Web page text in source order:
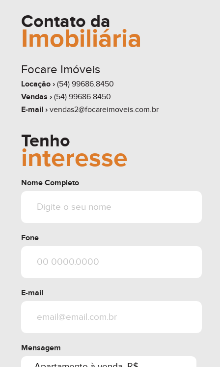
Contato da
Imobiliária
Focare Imóveis
Locação › (54) 99686.8450
Vendas › (54) 99686.8450
E-mail › vendas2@focareimoveis.com.br
Tenho
interesse
Nome Completo
Fone
E-mail
Mensagem